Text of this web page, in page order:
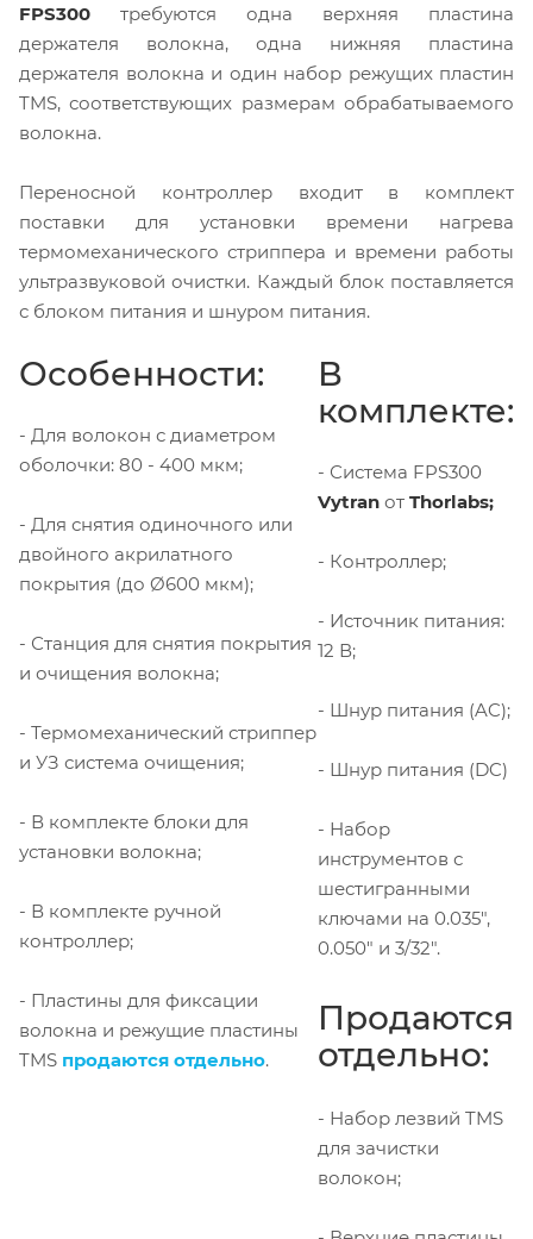
FPS300 требуются одна верхняя пластина
держателя волокна, одна нижняя пластина
держателя волокна и один набор режущих пластин
TMS, соответствующих размерам обрабатываемого
волокна.
Переносной контроллер входит в комплект
поставки для установки времени нагрева
термомеханического стриппера и времени работы
ультразвуковой очистки. Каждый блок поставляется
с блоком питания и шнуром питания.
Особенности:
- Для волокон с диаметром
оболочки: 80 - 400 мкм;
- Для снятия одиночного или
двойного акрилатного
покрытия (до Ø600 мкм);
- Станция для снятия покрытия
и очищения волокна;
- Термомеханический стриппер
и УЗ система очищения;
- В комплекте блоки для
установки волокна;
- В комплекте ручной
контроллер;
- Пластины для фиксации
волокна и режущие пластины
TMS продаются отдельно.
В
комплекте:
- Система FPS300
Vytran от Thorlabs;
- Контроллер;
- Источник питания:
12 В;
- Шнур питания (AC);
- Шнур питания (DC)
- Набор
инструментов с
шестигранными
ключами на 0.035",
0.050" и 3/32".
Продаются
отдельно:
- Набор лезвий TMS
для зачистки
волокон;